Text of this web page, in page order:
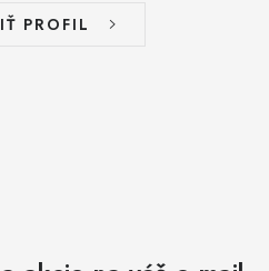
PROFIL